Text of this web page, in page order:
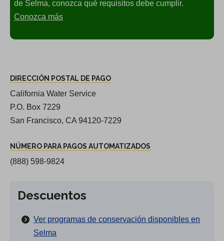
de Selma, conozca qué requisitos debe cumplir.
Conozca más
DIRECCIÓN POSTAL DE PAGO
California Water Service
P.O. Box 7229
San Francisco, CA 94120-7229
NÚMERO PARA PAGOS AUTOMATIZADOS
(888) 598-9824
Descuentos
Ver programas de conservación disponibles en
Selma